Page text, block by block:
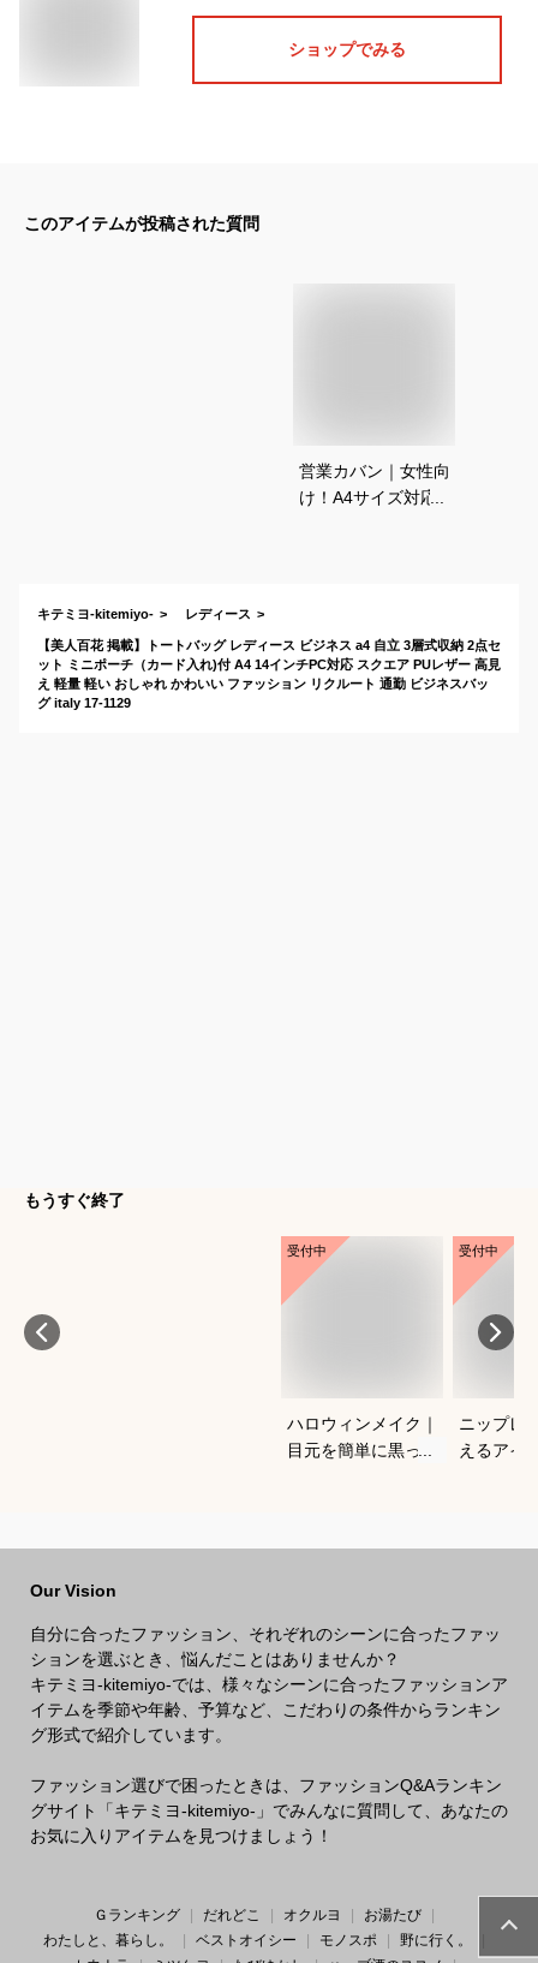
ショップでみる
このアイテムが投稿された質問
営業カバン｜女性向
け！A4サイズ対応で
キテミヨ-kitemiyo- レディース
【美人百花 掲載】トートバッグ レディース ビジネス a4 自立 3層式収納 2点セ
ット ミニポーチ（カード入れ)付 A4 14インチPC対応 スクエア PUレザー 高見
え 軽量 軽い おしゃれ かわいい ファッション リクルート 通勤 ビジネスバッ
グ italy 17-1129
もうすぐ終了
受付中
ハロウィンメイク｜
目元を簡単に黒っぽ
受付中
ニップレ
えるアイ
Our Vision
自分に合ったファッション、それぞれのシーンに合ったファッ
ションを選ぶとき、悩んだことはありませんか？
キテミヨ-kitemiyo-では、様々なシーンに合ったファッションア
イテムを季節や年齢、予算など、こだわりの条件からランキン
グ形式で紹介しています。
ファッション選びで困ったときは、ファッションQ&Aランキン
グサイト「キテミヨ-kitemiyo-」でみんなに質問して、あなたの
お気に入りアイテムを見つけましょう！
Ｇランキング だれどこ オクルヨ
お湯たび
わたしと、暮らし。
ベストオイシー モノスポ
野に行く。